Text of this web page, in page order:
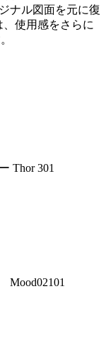
ナル図面を元に復
使用感をさらに
Thor 301
Mood02101